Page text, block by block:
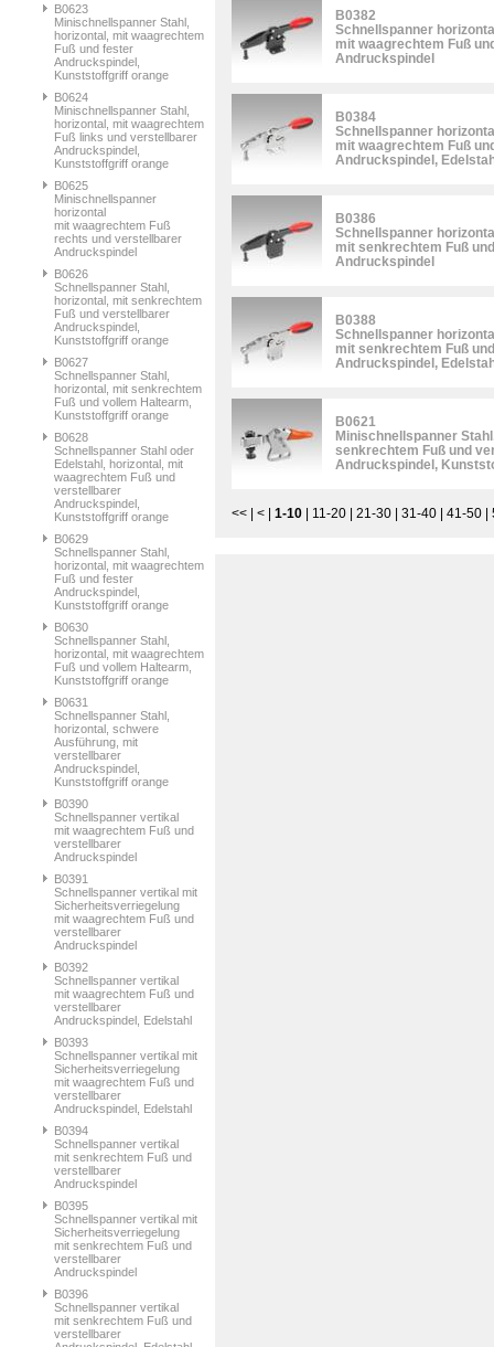
B0623
Minischnellspanner Stahl,
horizontal, mit waagrechtem
Fuß und fester
Andruckspindel,
Kunststoffgriff orange
B0624
Minischnellspanner Stahl,
horizontal, mit waagrechtem
Fuß links und verstellbarer
Andruckspindel,
Kunststoffgriff orange
B0625
Minischnellspanner
horizontal
mit waagrechtem Fuß
rechts und verstellbarer
Andruckspindel
B0626
Schnellspanner Stahl,
horizontal, mit senkrechtem
Fuß und verstellbarer
Andruckspindel,
Kunststoffgriff orange
B0627
Schnellspanner Stahl,
horizontal, mit senkrechtem
Fuß und vollem Haltearm,
Kunststoffgriff orange
B0628
Schnellspanner Stahl oder
Edelstahl, horizontal, mit
waagrechtem Fuß und
verstellbarer
Andruckspindel,
Kunststoffgriff orange
B0629
Schnellspanner Stahl,
horizontal, mit waagrechtem
Fuß und fester
Andruckspindel,
Kunststoffgriff orange
B0630
Schnellspanner Stahl,
horizontal, mit waagrechtem
Fuß und vollem Haltearm,
Kunststoffgriff orange
B0631
Schnellspanner Stahl,
horizontal, schwere
Ausführung, mit
verstellbarer
Andruckspindel,
Kunststoffgriff orange
B0390
Schnellspanner vertikal
mit waagrechtem Fuß und
verstellbarer
Andruckspindel
B0391
Schnellspanner vertikal mit
Sicherheitsverriegelung
mit waagrechtem Fuß und
verstellbarer
Andruckspindel
B0392
Schnellspanner vertikal
mit waagrechtem Fuß und
verstellbarer
Andruckspindel, Edelstahl
B0393
Schnellspanner vertikal mit
Sicherheitsverriegelung
mit waagrechtem Fuß und
verstellbarer
Andruckspindel, Edelstahl
B0394
Schnellspanner vertikal
mit senkrechtem Fuß und
verstellbarer
Andruckspindel
B0395
Schnellspanner vertikal mit
Sicherheitsverriegelung
mit senkrechtem Fuß und
verstellbarer
Andruckspindel
B0396
Schnellspanner vertikal
mit senkrechtem Fuß und
verstellbarer
B0382
Schnellspanner
mit waagrechtem Fuß
Andruckspindel
B0384
Schnellspanner
mit waagrechtem Fuß
Andruckspindel,
B0386
Schnellspanner
mit senkrechtem Fuß
Andruckspindel
B0388
Schnellspanner
mit senkrechtem Fuß
Andruckspindel,
B0621
Minischnellspanner
senkrechtem Fuß und
Andruckspindel,
<< < 1-10 11-20 21-30 31-40 41-50